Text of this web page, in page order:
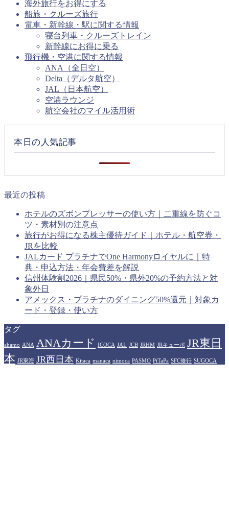
海外旅行をお得にする
船旅・クルーズ旅行
電車・新幹線・駅に関する情報
寝台列車・クルーズトレイン
新幹線にお得に乗る
飛行機・空港に関する情報
ANA（全日空）
Delta（デルタ航空）
JAL（日本航空）
空港ラウンジ
航空会社のマイル活用術
本日の人気記事
最近の投稿
ホテルのズボンプレッサーの使い方｜二重線を防ぐコ
ツ・素材別の注意点
旅行がお得になる株主優待ガイド｜ホテル・航空券・
JRを比較
JALカード プラチナでOne Harmonyロイヤルに｜特
典・申込方法・年会費差を解説
信州体験割2026｜県民50%・県外20%の予約方法と対
象外日
アメックス・プラチナのダイニング50%還元｜対象カ
ード・登録・使い方
タグ
ahamo ANA ANAカード ICOCA JAL JCB JRHM JRキューポ JR東日
本 JR東海 JR西日本 Kitaca manaca nimoca PASMO PiTaPa SFC修行 SUGOCA